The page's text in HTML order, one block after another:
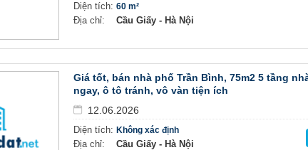
Diện tích:
Địa chỉ:
60 m²
Cầu Giấy - Hà Nội
Giá tốt, bán nhà phố Trần Bình, 75m2 5 tầng
ngay, ô tô tránh, vô vàn tiện ích
12.06.2026
Diện tích:
Địa chỉ:
Không xác định
Cầu Giấy - Hà Nội